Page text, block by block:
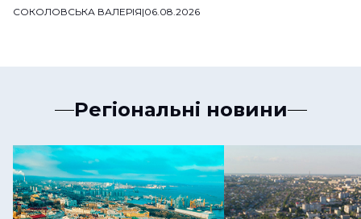
СОКОЛОВСЬКА ВАЛЕРІЯ|06.08.2026
Регіональні новини